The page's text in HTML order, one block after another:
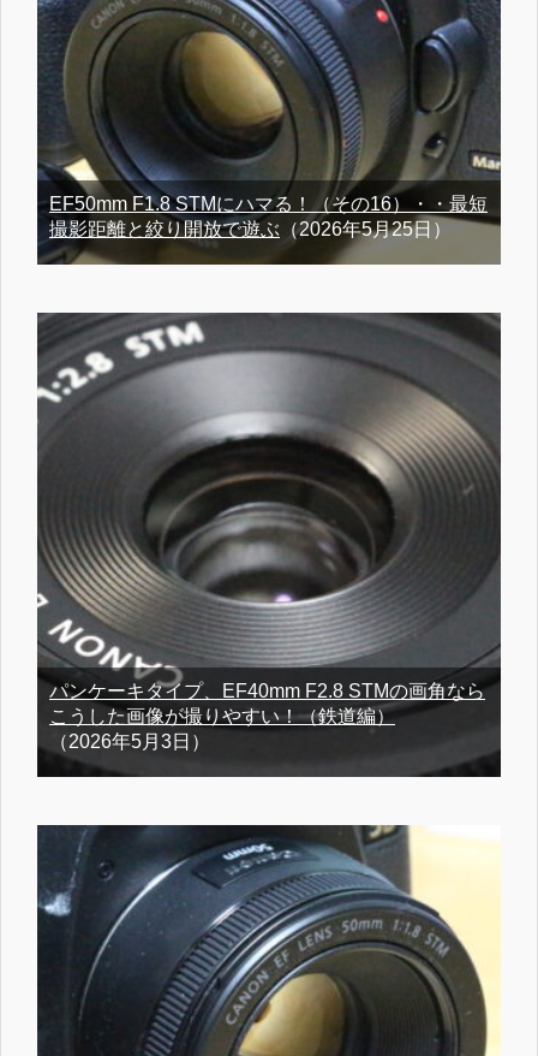
EF50mm F1.8 STMにハマる！（その16）・・最短
撮影距離と絞り開放で遊ぶ （2026年5月25日）
パンケーキタイプ、EF40mm F2.8 STMの画角なら
こうした画像が撮りやすい！（鉄道編）
（2026年5月3日）